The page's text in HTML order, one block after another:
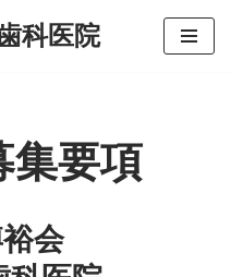
科医院
集要項
裕会